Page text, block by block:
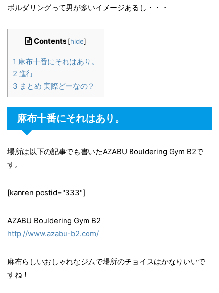
ボルダリングって男が多いイメージあるし・・・
Contents [hide]
1 麻布十番にそれはあり。
2 進行
3 まとめ 実際どーなの？
麻布十番にそれはあり。
場所は以下の記事でも書いたAZABU Bouldering Gym B2で
す。
[kanren postid="333"]
AZABU Bouldering Gym B2
http://www.azabu-b2.com/
麻布らしいおしゃれなジムで場所のチョイスはかなりいいで
すね！